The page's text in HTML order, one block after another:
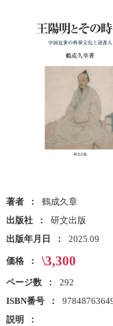
著者
鶴成久章
出版社
研文出版
出版年月日
2025.09
価格 \3,300
ページ数
292
ISBN番号
説明